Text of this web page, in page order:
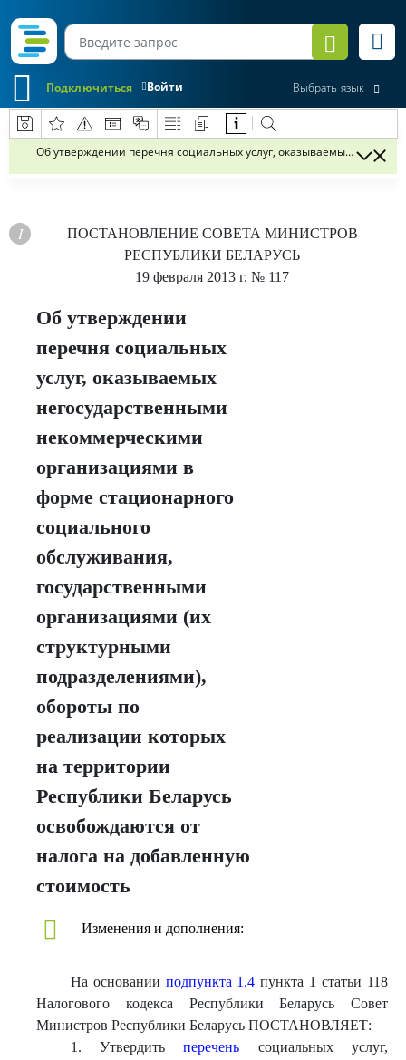
Войти
Подключиться Выбрать язык
Об утверждении перечня социальных услуг, оказываемых
ПОСТАНОВЛЕНИЕ СОВЕТА МИНИСТРОВ
РЕСПУБЛИКИ БЕЛАРУСЬ
19 февраля 2013 г. № 117
Об утверждении
перечня социальных
услуг, оказываемых
негосударственными
некоммерческими
организациями в
форме стационарного
социального
обслуживания,
государственными
организациями (их
структурными
подразделениями),
обороты по
реализации которых
на территории
Республики Беларусь
освобождаются от
налога на добавленную
стоимость
Изменения и дополнения:
На основании подпункта 1.4 пункта 1 статьи 118
Налогового кодекса Республики Беларусь Совет
Министров Республики Беларусь ПОСТАНОВЛЯЕТ:
1. Утвердитьперечень социальных услуг,